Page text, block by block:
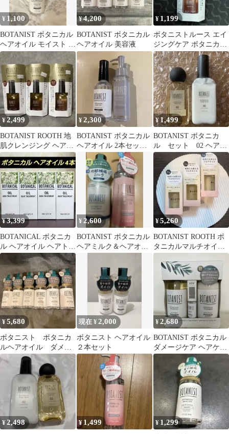
¥ 1,100
BOTANIST ボタニカル
ヘアオイル モイスト ア
プリコット＆ローズ
¥4,200
BOTANIST ボタニカル
ヘアオイル 美容液
¥ 1,199
ボタニストルース エイ
ジングケア ボタニカル
地肌クレンジング&ヘ
アオイル80ml
¥2,499
BOTANIST ROOTH 地
肌クレンジング ヘアオ
イル 3本セット
¥2,300
BOTANIST ボタニカル
ヘアオイル 2本セット
中古
¥1,499
BOTANIST ボタニカ
ル セット 02 ヘアミ
ルク ヘアオイル ボ
タニスト
¥3,399
BOTANICAL ボタニカ
ル ヘアオイル ヘアトリ
ートメント 100ml×4本
¥ 2,600
BOTANIST ボタニカル
ヘアミルク＆ヘアオイ
¥5,260
BOTANIST ROOTH ボ
タニカルマルチオイル
60ml 3本セット
¥5,680
ボタニスト ボタニカ
ルヘアオイル ダメー
ジケア80ml×6個セット
現在 ¥2,000
ボタニスト ヘアオイル
２本セット
¥2,680
BOTANIST ボタニカル
ダメージケア ヘアケア
セット
¥2,498 ¥ 1,499 ¥ 1,299